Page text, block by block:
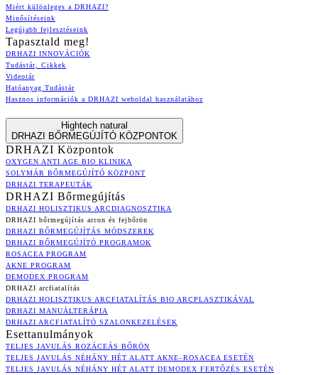
Miért különleges a DRHAZI?
Minősítéseink
Legújabb fejlesztéseink
Tapasztald meg!
DRHAZI INNOVÁCIÓK
Tudástár, Cikkek
Videotár
Hatóanyag Tudástár
Hasznos információk a DRHAZI weboldal használatához
Hightech natural
DRHAZI BŐRMEGÚJÍTÓ KÖZPONTOK
DRHAZI Központok
OXYGEN ANTI AGE BIO KLINIKA
SOLYMÁR BŐRMEGÚJÍTÓ KÖZPONT
DRHAZI TERAPEUTÁK
DRHAZI Bőrmegújítás
DRHAZI HOLISZTIKUS ARCDIAGNOSZTIKA
DRHAZI bőrmegújítás arcon és fejbőrön
DRHAZI BŐRMEGÚJÍTÁS MÓDSZEREK
DRHAZI BŐRMEGÚJÍTÓ PROGRAMOK
ROSACEA PROGRAM
AKNE PROGRAM
DEMODEX PROGRAM
DRHAZI arcfiatalítás
DRHAZI HOLISZTIKUS ARCFIATALÍTÁS BIO ARCPLASZTIKÁVAL
DRHAZI MANUÁLTERÁPIA
DRHAZI ARCFIATALÍTÓ SZALONKEZELÉSEK
Esettanulmányok
TELJES JAVULÁS ROZÁCEÁS BŐRÖN
TELJES JAVULÁS NÉHÁNY HÉT ALATT AKNE–ROSACEA ESETÉN
TELJES JAVULÁS NÉHÁNY HÉT ALATT DEMODEX FERTŐZÉS ESETÉN